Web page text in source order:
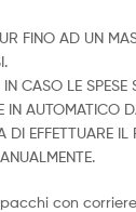
FINO AD UN
CASO LE SPESE
IN AUTOMATICO
DI EFFETTUARE
con corriere